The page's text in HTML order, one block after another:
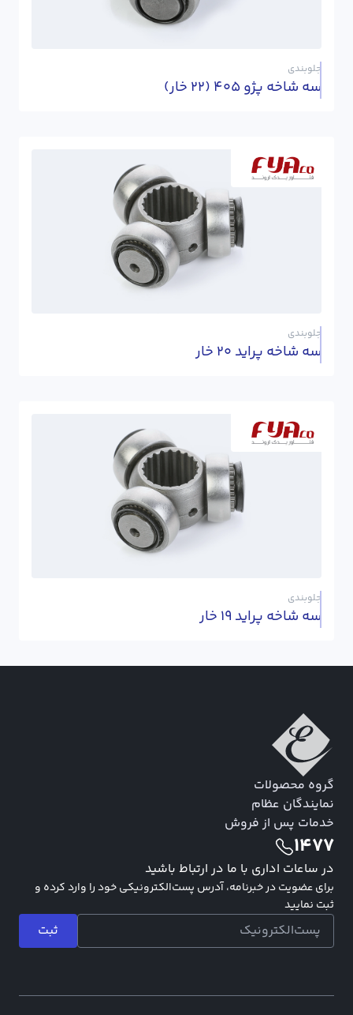
جلوبندی
سه شاخه پژو 405 (22 خار)
جلوبندی
سه شاخه پراید 20 خار
جلوبندی
سه شاخه پراید 19 خار
گروه محصولات
نمایندگان عظام
خدمات پس از فروش
در ساعات اداری با ما در ارتباط باشید
1477
برای عضویت در خبرنامه، آدرس پست‌الکترونیکی خود را وارد کرده و
ثبت نمایید
ثبت